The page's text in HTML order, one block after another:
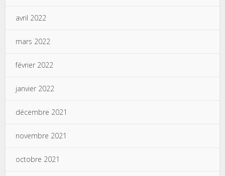
avril 2022
mars 2022
février 2022
janvier 2022
décembre 2021
novembre 2021
octobre 2021